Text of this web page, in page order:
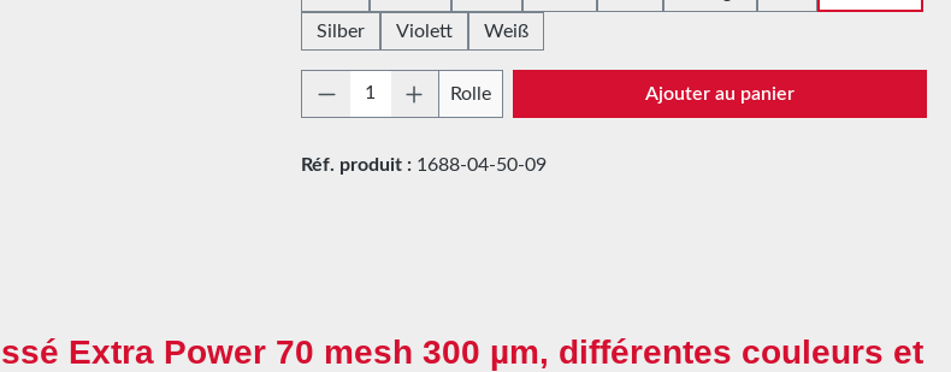
Silber Violett Weiß
Quantité de produit : Entrez la quantité
Rolle Ajouter au panier
Réf. produit : 1688-04-50-09
Extra Power 70 mesh 300 µm, différentes couleurs et